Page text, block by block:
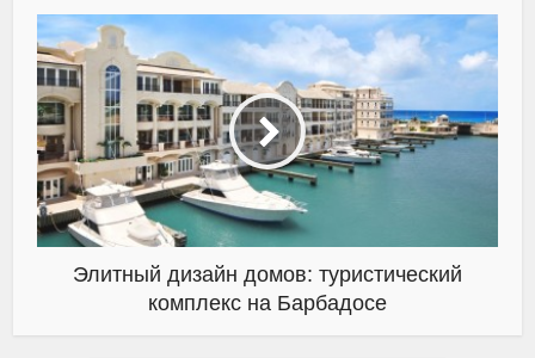
Элитный дизайн домов: туристический
комплекс на Барбадосе